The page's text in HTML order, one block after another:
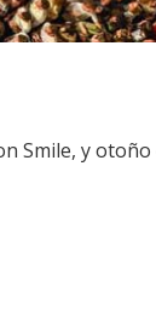
Smile, y otoño